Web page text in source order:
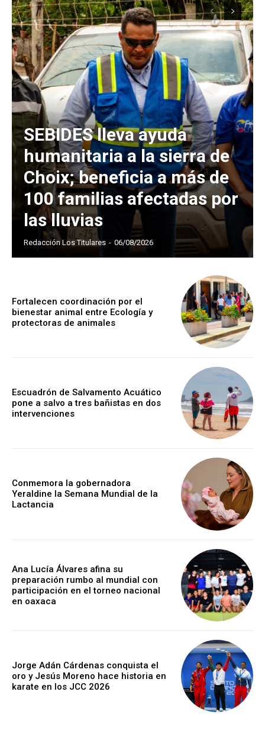
SEBIDES lleva ayuda
humanitaria a la sierra de
Choix; beneficia a más de
100 familias afectadas por
las lluvias
Redacción Los Titulares - 06/08/2026
Fortalecen coordinación por el
bienestar animal entre Ecología y
protectoras de animales
Escuadrón de Salvamento Acuático
pone a salvo a tres bañistas en dos
intervenciones
Conmemora la gobernadora
Yeraldine la Semana Mundial de la
Lactancia
Ana Lucía Álvares afina su
preparación rumbo al mundial con
participación en el torneo nacional
en oaxaca
Jorge Adán Cárdenas conquista el
oro y Jesús Moreno hace historia en
karate en los JCC 2026